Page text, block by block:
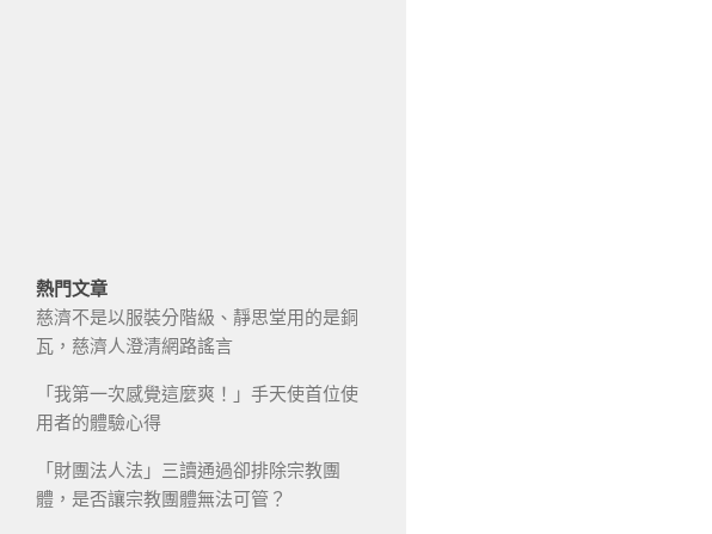
熱門文章
慈濟不是以服裝分階級、靜思堂用的是銅
瓦，慈濟人澄清網路謠言
「我第一次感覺這麼爽！」手天使首位使
用者的體驗心得
「財團法人法」三讀通過卻排除宗教團
體，是否讓宗教團體無法可管？